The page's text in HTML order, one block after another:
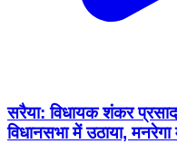
सरैया: विधायक शंकर
विधानसभा में उठाया,